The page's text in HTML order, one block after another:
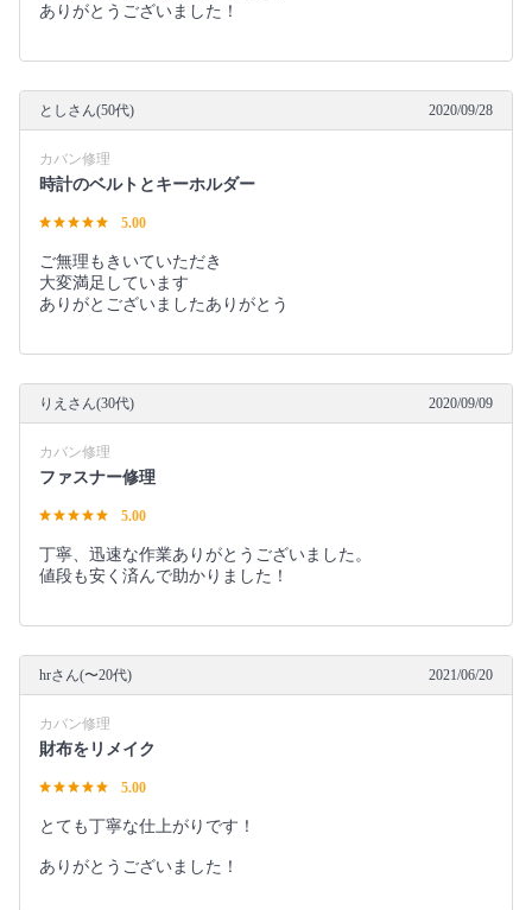
ありがとうございました！
としさん(50代) 2020/09/28
カバン修理
時計のベルトとキーホルダー
5.00
ご無理もきいていただき
大変満足しています
ありがとございましたありがとう
りえさん(30代) 2020/09/09
カバン修理
ファスナー修理
5.00
丁寧、迅速な作業ありがとうございました。
値段も安く済んで助かりました！
hrさん(〜20代) 2021/06/20
カバン修理
財布をリメイク
5.00
とても丁寧な仕上がりです！
ありがとうございました！